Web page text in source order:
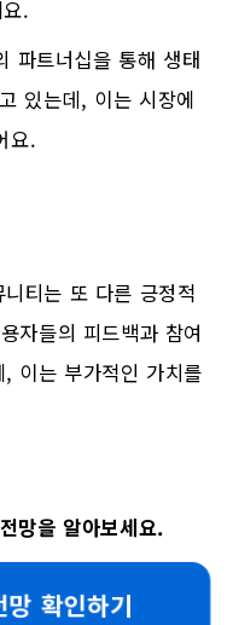
.
파트너십을 통해 생태
있는데, 이는 시장에
요.
티는 또 다른 긍정적
자들의 피드백과 참여
이는 부가적인 가치를
망을 알아보세요.
확인하기